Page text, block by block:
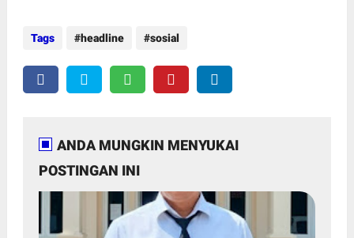
Tags headline sosial
ANDA MUNGKIN MENYUKAI
POSTINGAN INI